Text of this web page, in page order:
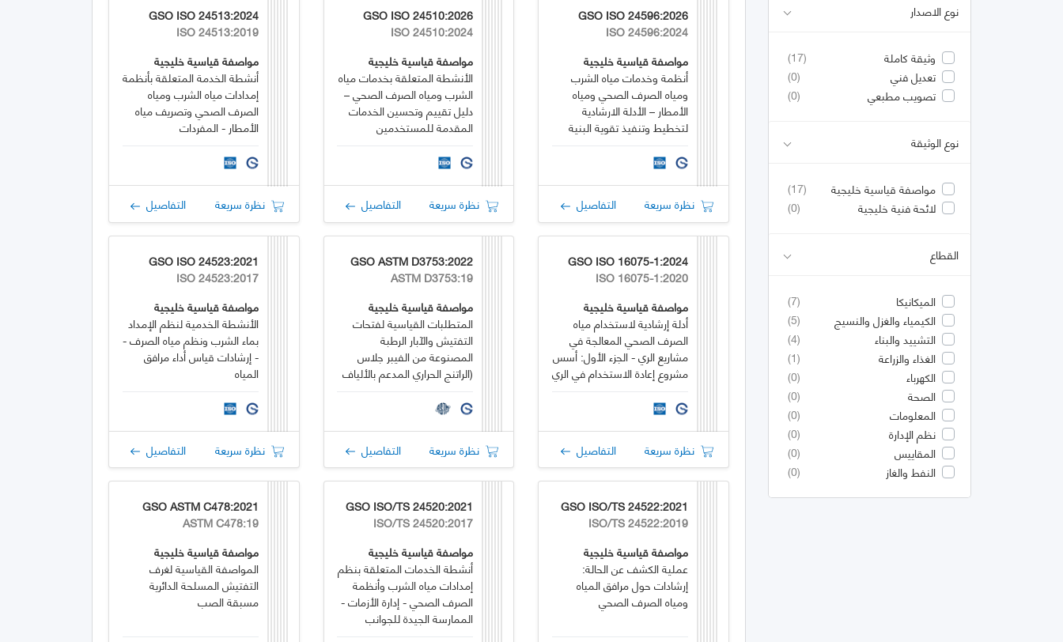
نوع الاصدار
وثيقة كاملة
(17)
تعديل فني
(0)
تصويب مطبعي
(0)
نوع الوثيقة
مواصفة قياسية خليجية
(17)
لائحة فنية خليجية
(0)
القطاع
الميكانيكا
(7)
الكيمياء والغزل والنسيج
(5)
التشييد والبناء
(4)
الغذاء والزراعة
(1)
الكهرباء
(0)
الصحة
(0)
المعلومات
(0)
نظم الإدارة
(0)
المقاييس
(0)
النفط والغاز
(0)
GSO ISO 24596:2026
ISO 24596:2024
مواصفة قياسية خليجية
أنظمة وخدمات مياه الشرب
ومياه الصرف الصحي ومياه
الأمطار – الأدلة الارشادية
لتخطيط وتنفيذ تقوية البنية
الصرف الصحي
نظرة سريعة التفاصيل
GSO ISO 24510:2026
ISO 24510:2024
مواصفة قياسية خليجية
الأنشطة المتعلقة بخدمات مياه
الشرب ومياه الصرف الصحي –
دليل تقييم وتحسين الخدمات
المقدمة للمستخدمين
نظرة سريعة التفاصيل
GSO ISO 24513:2024
ISO 24513:2019
مواصفة قياسية خليجية
أنشطة الخدمة المتعلقة بأنظمة
إمدادات مياه الشرب ومياه
الصرف الصحي وتصريف مياه
الأمطار - المفردات
نظرة سريعة التفاصيل
GSO ISO 16075-1:2024
ISO 16075-1:2020
مواصفة قياسية خليجية
أدلة إرشادية لاستخدام مياه
الصرف الصحي المعالجة في
مشاريع الري - الجزء الأول: أسس
مشروع إعادة الاستخدام في الري
نظرة سريعة التفاصيل
GSO ASTM D3753:2022
ASTM D3753:19
مواصفة قياسية خليجية
المتطلبات القياسية لفتحات
التفتيش والآبار الرطبة
المصنوعة من الفيبر جلاس
(الراتنج الحراري المدعم بالألياف
الزجاجية)
نظرة سريعة التفاصيل
GSO ISO 24523:2021
ISO 24523:2017
مواصفة قياسية خليجية
الأنشطة الخدمية لنظم الإمداد
بماء الشرب ونظم مياه الصرف -
- إرشادات قياس أداء مرافق
المياه
نظرة سريعة التفاصيل
GSO ISO/TS 24522:2021
ISO/TS 24522:2019
مواصفة قياسية خليجية
عملية الكشف عن الحالة:
إرشادات حول مرافق المياه
ومياه الصرف الصحي
GSO ISO/TS 24520:2021
ISO/TS 24520:2017
مواصفة قياسية خليجية
أنشطة الخدمات المتعلقة بنظم
إمدادات مياه الشرب وأنظمة
الصرف الصحي - إدارة الأزمات -
الممارسة الجيدة للجوانب
GSO ASTM C478:2021
ASTM C478:19
مواصفة قياسية خليجية
المواصفة القياسية لغرف
التفتيش المسلحة الدائرية
مسبقة الصب